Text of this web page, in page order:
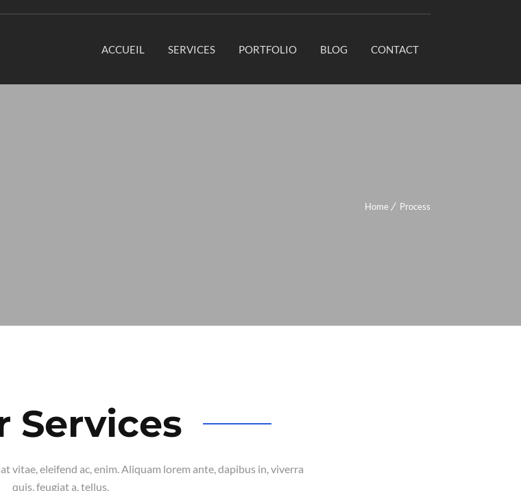
ACCUEIL SERVICES PORTFOLIO BLOG CONTACT
Home Process
Services
vitae, eleifend ac, enim. Aliquam lorem ante, dapibus in, viverra
quis, feugiat a, tellus.